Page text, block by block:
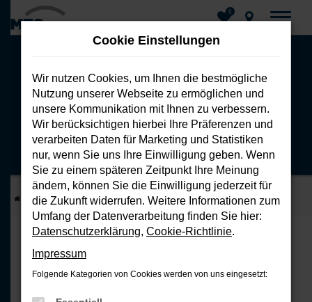
Hauptinhalt
springen
0
Der Auto Abo Marktplatz
Jetzt dein Wunschauto einfach im Abo
Startseite Autoabo
Cookie Einstellungen
Wir nutzen Cookies, um Ihnen die bestmögliche
Nutzung unserer Webseite zu ermöglichen und
unsere Kommunikation mit Ihnen zu verbessern.
Wir berücksichtigen hierbei Ihre Präferenzen und
verarbeiten Daten für Marketing und Statistiken
nur, wenn Sie uns Ihre Einwilligung geben. Wenn
Sie zu einem späteren Zeitpunkt Ihre Meinung
ändern, können Sie die Einwilligung jederzeit für
die Zukunft widerrufen. Weitere Informationen zum
Umfang der Datenverarbeitung finden Sie hier:
Datenschutzerklärung, Cookie-Richtlinie.
Impressum
Folgende Kategorien von Cookies werden von uns eingesetzt: